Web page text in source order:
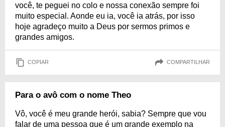
você, te peguei no colo e nossa conexão sempre foi
muito especial. Aonde eu ia, você ia atrás, por isso
hoje agradeço muito a Deus por sermos primos e
grandes amigos.
COPIAR COMPARTILHAR
Para o avô com o nome Theo
Vô, você é meu grande herói, sabia? Sempre que vou
falar de uma pessoa que é um grande exemplo na